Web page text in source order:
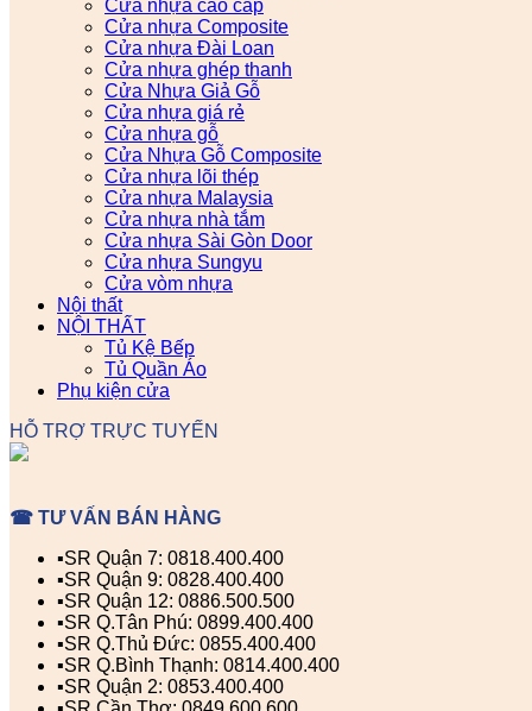
Cửa nhựa cao cấp
Cửa nhựa Composite
Cửa nhựa Đài Loan
Cửa nhựa ghép thanh
Cửa Nhựa Giả Gỗ
Cửa nhựa giá rẻ
Cửa nhựa gỗ
Cửa Nhựa Gỗ Composite
Cửa nhựa lõi thép
Cửa nhựa Malaysia
Cửa nhựa nhà tắm
Cửa nhựa Sài Gòn Door
Cửa nhựa Sungyu
Cửa vòm nhựa
Nội thất
NỘI THẤT
Tủ Kệ Bếp
Tủ Quần Áo
Phụ kiện cửa
HỖ TRỢ TRỰC TUYẾN
☎ TƯ VẤN BÁN HÀNG
▪️SR Quận 7: 0818.400.400
▪️SR Quận 9: 0828.400.400
▪️SR Quận 12: 0886.500.500
▪️SR Q.Tân Phú: 0899.400.400
▪️SR Q.Thủ Đức: 0855.400.400
▪️SR Q.Bình Thạnh: 0814.400.400
▪️SR Quận 2: 0853.400.400